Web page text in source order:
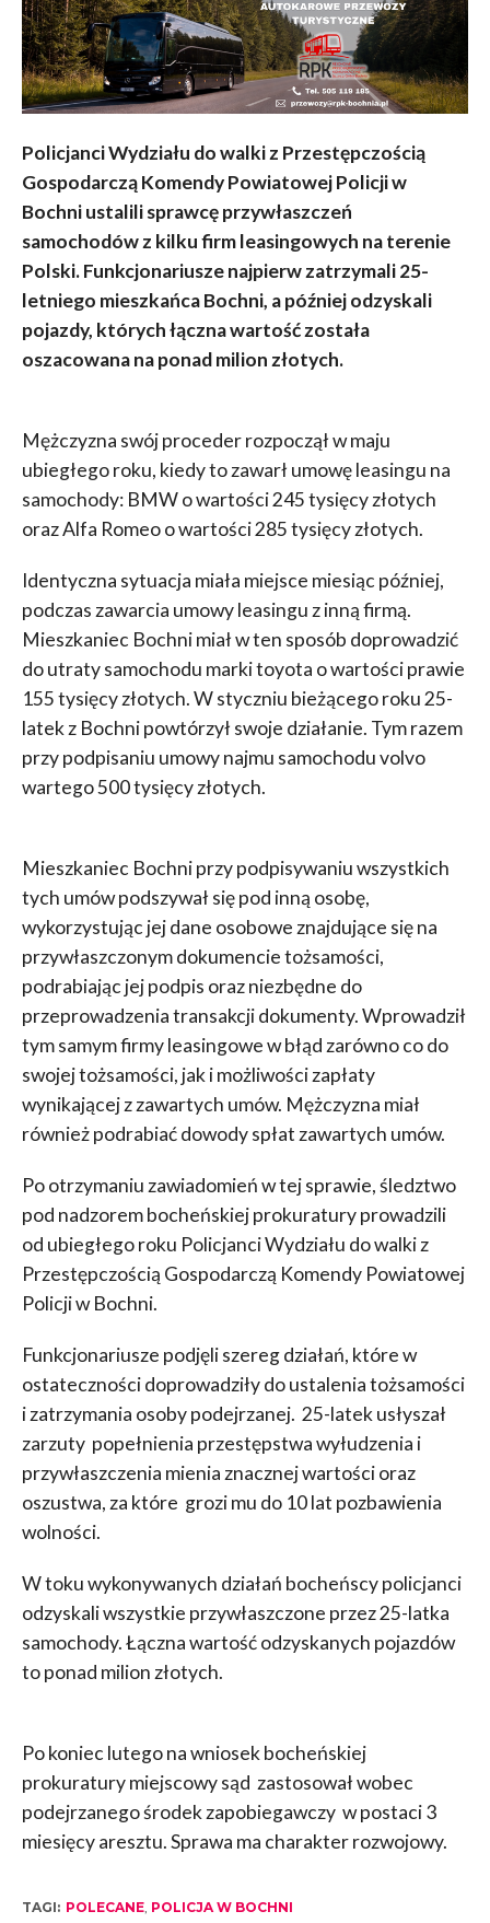
Policjanci Wydziału do walki z Przestępczością
Gospodarczą Komendy Powiatowej Policji w
Bochni ustalili sprawcę przywłaszczeń
samochodów z kilku firm leasingowych na terenie
Polski. Funkcjonariusze najpierw zatrzymali 25-
letniego mieszkańca Bochni, a później odzyskali
pojazdy, których łączna wartość została
oszacowana na ponad milion złotych.
Mężczyzna swój proceder rozpoczął w maju
ubiegłego roku, kiedy to zawarł umowę leasingu na
samochody: BMW o wartości 245 tysięcy złotych
oraz Alfa Romeo o wartości 285 tysięcy złotych.
Identyczna sytuacja miała miejsce miesiąc później,
podczas zawarcia umowy leasingu z inną firmą.
Mieszkaniec Bochni miał w ten sposób doprowadzić
do utraty samochodu marki toyota o wartości prawie
155 tysięcy złotych. W styczniu bieżącego roku 25-
latek z Bochni powtórzył swoje działanie. Tym razem
przy podpisaniu umowy najmu samochodu volvo
wartego 500 tysięcy złotych.
Mieszkaniec Bochni przy podpisywaniu wszystkich
tych umów podszywał się pod inną osobę,
wykorzystując jej dane osobowe znajdujące się na
przywłaszczonym dokumencie tożsamości,
podrabiając jej podpis oraz niezbędne do
przeprowadzenia transakcji dokumenty. Wprowadził
tym samym firmy leasingowe w błąd zarówno co do
swojej tożsamości, jak i możliwości zapłaty
wynikającej z zawartych umów. Mężczyzna miał
również podrabiać dowody spłat zawartych umów.
Po otrzymaniu zawiadomień w tej sprawie, śledztwo
pod nadzorem bocheńskiej prokuratury prowadzili
od ubiegłego roku Policjanci Wydziału do walki z
Przestępczością Gospodarczą Komendy Powiatowej
Policji w Bochni.
Funkcjonariusze podjęli szereg działań, które w
ostateczności doprowadziły do ustalenia tożsamości
i zatrzymania osoby podejrzanej. 25-latek usłyszał
zarzuty popełnienia przestępstwa wyłudzenia i
przywłaszczenia mienia znacznej wartości oraz
oszustwa, za które grozi mu do 10 lat pozbawienia
wolności.
W toku wykonywanych działań bocheńscy policjanci
odzyskali wszystkie przywłaszczone przez 25-latka
samochody. Łączna wartość odzyskanych pojazdów
to ponad milion złotych.
Po koniec lutego na wniosek bocheńskiej
prokuratury miejscowy sąd zastosował wobec
podejrzanego środek zapobiegawczy w postaci 3
miesięcy aresztu. Sprawa ma charakter rozwojowy.
TAGI: POLECANE, POLICJA W BOCHNI